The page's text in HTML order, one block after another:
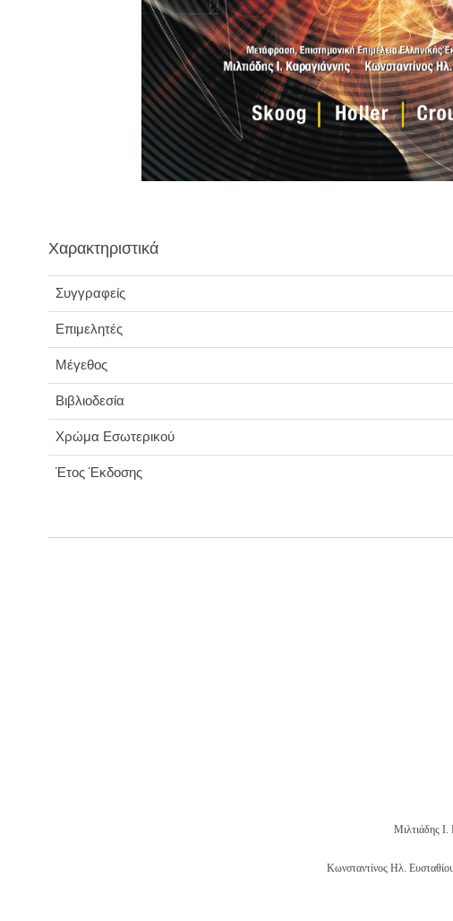
Μιλτιάδης Ι.
Κωνσταντίνος Ηλ.
Χαρακτηριστικά
Συγγραφείς
Επιμελητές
Μέγεθος
Βιβλιοδεσία
Χρώμα Εσωτερικού
Έτος Έκδοσης